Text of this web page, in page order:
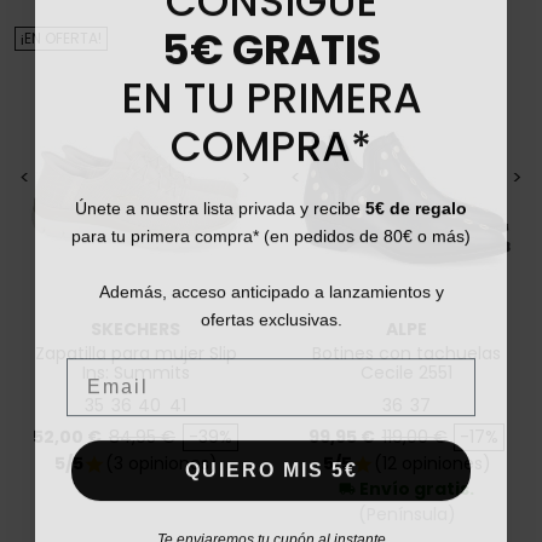
<
Zapatilla para mujer Slip
Precio
52,00 € Precio base
84,95 € -39%
¡EN OFERTA!
5/5 (3 opiniones)
>
Botines con tachuelas
Precio
99,95 € Precio base
119,00 €
5/5star (12 opiniones)
Envío gratis.
5€ GRATIS
EN TU PRIMERA
COMPRA*
Únete a nuestra lista privada y recibe 5€ de regalo
para tu primera compra* (en pedidos de 80€ o más)
Además, acceso anticipado a lanzamientos y
ofertas exclusivas.
Email
QUIERO MIS 5€
Te enviaremos tu cupón al instante